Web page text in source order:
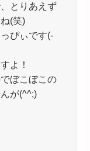
とりあえず
(笑)
ぴぃです(-
よ！
ぼこぼこの
が(^^;)